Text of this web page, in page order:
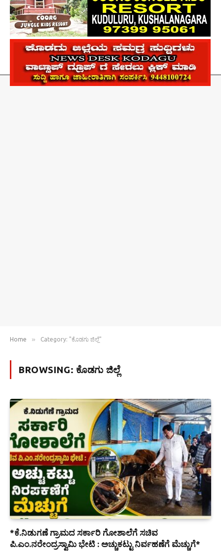
Home » Category: "ಕೊಡಗು ಜಿಲ್ಲೆ"
BROWSING: ಕೊಡಗು ಜಿಲ್ಲೆ
*ಕೆ.ನಿಡುಗಣೆ ಗ್ರಾಮದ ಸರ್ಕಾರಿ ಗೋಶಾಲೆಗೆ ಸಚಿವ
ಪಿ.ಎಂ.ನರೇಂದ್ರಸ್ವಾಮಿ ಭೇಟಿ : ಅಚ್ಚುಕಟ್ಟು ನಿರ್ವಹಣೆಗೆ ಮೆಚ್ಚುಗೆ*